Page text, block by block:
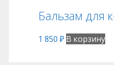
Бальзам для
1 850 ₽ В корзину